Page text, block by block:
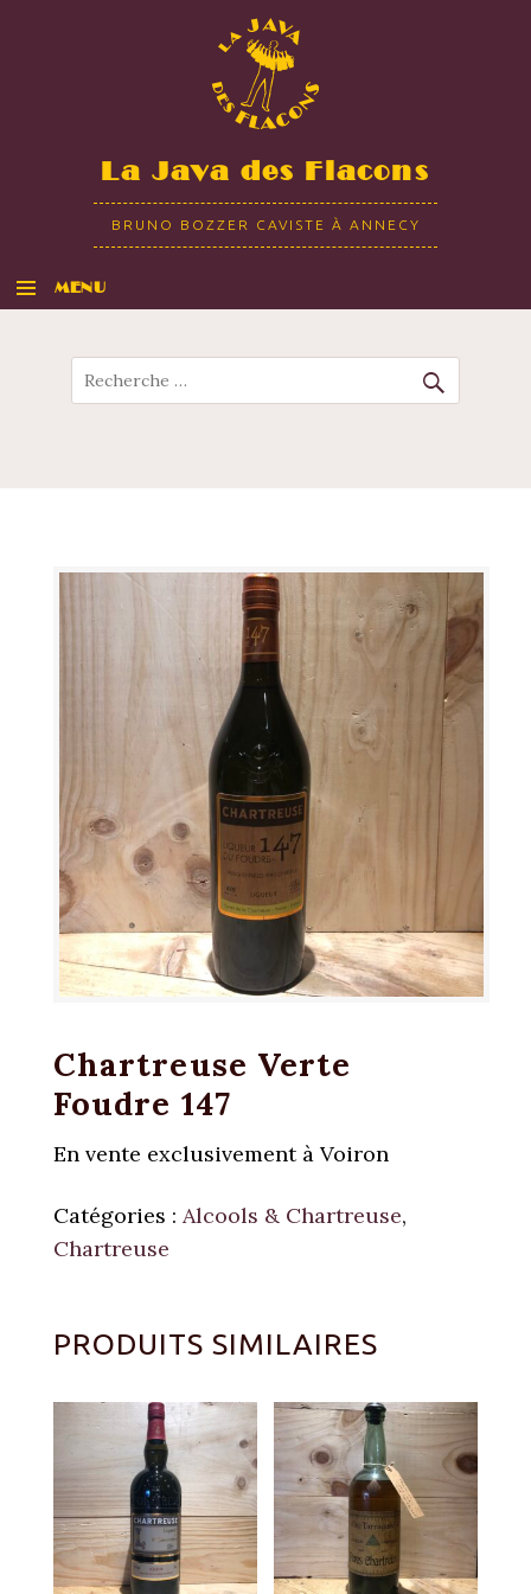
La Java des Flacons
BRUNO BOZZER CAVISTE À ANNECY
MENU
Recherche
Chartreuse Verte
Foudre 147
En vente exclusivement à Voiron
Catégories : Alcools & Chartreuse,
Chartreuse
PRODUITS SIMILAIRES